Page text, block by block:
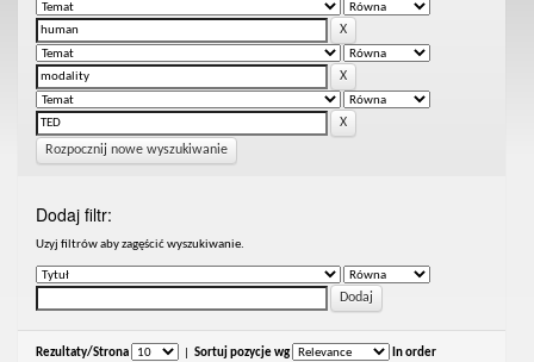
Rozpocznij nowe wyszukiwanie
Dodaj filtr:
Uzyj filtrów aby zagęścić wyszukiwanie.
Rezultaty/Strona Sortuj pozycje wg In order